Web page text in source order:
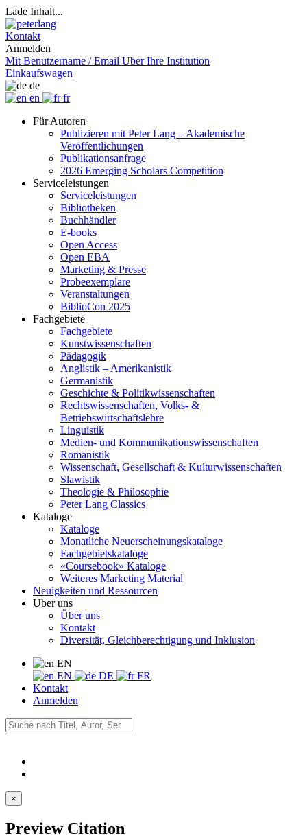
Lade Inhalt...
Kontakt
Anmelden
Mit Benutzername / Email Über Ihre Institution
Einkaufswagen
de
en
fr
Für Autoren
Publizieren mit Peter Lang – Akademische
Veröffentlichungen
Publikationsanfrage
2026 Emerging Scholars Competition
Serviceleistungen
Serviceleistungen
Bibliotheken
Buchhändler
E-books
Open Access
Open EBA
Marketing & Presse
Probeexemplare
Veranstaltungen
BiblioCon 2025
Fachgebiete
Fachgebiete
Kunstwissenschaften
Pädagogik
Anglistik – Amerikanistik
Germanistik
Geschichte & Politikwissenschaften
Rechtswissenschaften, Volks- &
Betriebswirtschaftslehre
Linguistik
Medien- und Kommunikationswissenschaften
Romanistik
Wissenschaft, Gesellschaft & Kulturwissenschaften
Slawistik
Theologie & Philosophie
Peter Lang Classics
Kataloge
Kataloge
Monatliche Neuerscheinungskataloge
Fachgebietskataloge
«Coursebook» Kataloge
Weiteres Marketing Material
Neuigkeiten und Ressourcen
Über uns
Über uns
Kontakt
Diversität, Gleichberechtigung und Inklusion
EN
EN
DE
FR
Kontakt
Anmelden
×
Preview Citation